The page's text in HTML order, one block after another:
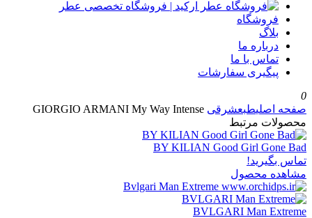
فروشگاه
بلاگ
درباره ما
تماس با ما
پیگیری سفارشات
0
صفحه اصلیطبعشرقی
محصولات مرتبط
BY KILIAN Good Girl Gone Bad
تماس بگیرید!
مشاهده محصول
BVLGARI Man Extreme